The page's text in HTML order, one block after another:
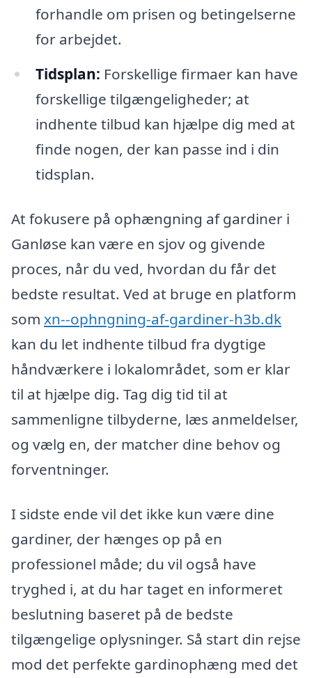
forhandle om prisen og betingelserne
for arbejdet.
Tidsplan: Forskellige firmaer kan have
forskellige tilgængeligheder; at
indhente tilbud kan hjælpe dig med at
finde nogen, der kan passe ind i din
tidsplan.
At fokusere på ophængning af gardiner i
Ganløse kan være en sjov og givende
proces, når du ved, hvordan du får det
bedste resultat. Ved at bruge en platform
som xn--ophngning-af-gardiner-h3b.dk
kan du let indhente tilbud fra dygtige
håndværkere i lokalområdet, som er klar
til at hjælpe dig. Tag dig tid til at
sammenligne tilbyderne, læs anmeldelser,
og vælg en, der matcher dine behov og
forventninger.
I sidste ende vil det ikke kun være dine
gardiner, der hænges op på en
professionel måde; du vil også have
tryghed i, at du har taget en informeret
beslutning baseret på de bedste
tilgængelige oplysninger. Så start din rejse
mod det perfekte gardinophæng med det